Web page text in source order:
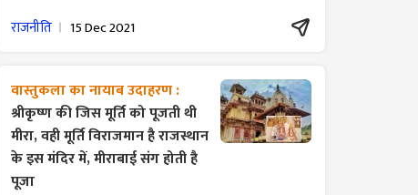
राजनीति 15 Dec 2021
वास्तुकला का नायाब उदाहरण :
श्रीकृष्ण की जिस मूर्ति को पूजती थी
मीरा, वही मूर्ति विराजमान है राजस्थान
के इस मंदिर में, मीराबाई संग होती है
पूजा